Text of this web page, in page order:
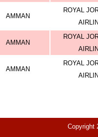
AMMAN
ROYAL
AMMAN
ROYAL
AMMAN
ROYAL
Copyright